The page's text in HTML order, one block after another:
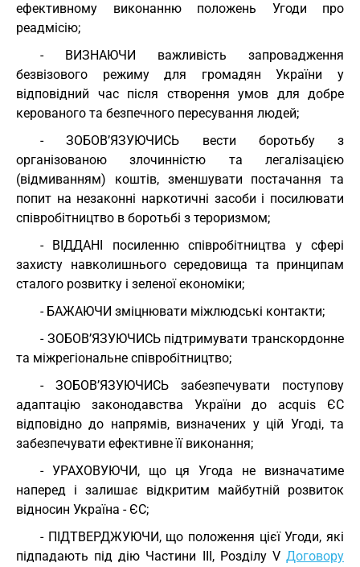
ефективному виконанню положень Угоди про
реадмісію;
- ВИЗНАЮЧИ важливість запровадження
безвізового режиму для громадян України у
відповідний час після створення умов для добре
керованого та безпечного пересування людей;
- ЗОБОВ’ЯЗУЮЧИСЬ вести боротьбу з
організованою злочинністю та легалізацією
(відмиванням) коштів, зменшувати постачання та
попит на незаконні наркотичні засоби і посилювати
співробітництво в боротьбі з тероризмом;
- ВІДДАНІ посиленню співробітництва у сфері
захисту навколишнього середовища та принципам
сталого розвитку і зеленої економіки;
- БАЖАЮЧИ зміцнювати міжлюдські контакти;
- ЗОБОВ’ЯЗУЮЧИСЬ підтримувати транскордонне
та міжрегіональне співробітництво;
- ЗОБОВ’ЯЗУЮЧИСЬ забезпечувати поступову
адаптацію законодавства України до acquis ЄС
відповідно до напрямів, визначених у цій Угоді, та
забезпечувати ефективне її виконання;
- УРАХОВУЮЧИ, що ця Угода не визначатиме
наперед і залишає відкритим майбутній розвиток
відносин Україна - ЄС;
- ПІДТВЕРДЖУЮЧИ, що положення цієї Угоди, які
підпадають під дію Частини ІІІ, Розділу V Договору